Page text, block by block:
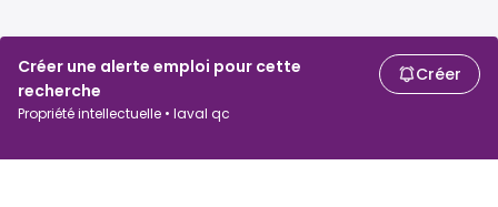
Créer une alerte emploi pour cette
recherche
Propriété intellectuelle • laval qc
Créer